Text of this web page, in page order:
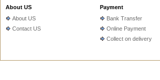
About US
About US
Contact US
Payment
Bank Transfer
Online Payment
Collect on delivery